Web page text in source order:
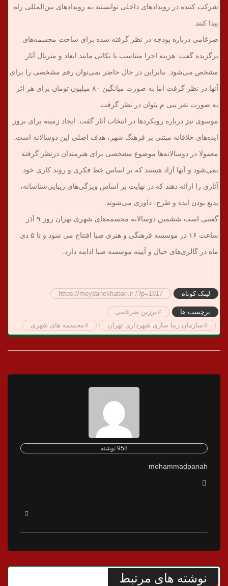
شرکت کننده در رویدادهای داخلی توانستند به رویدادهای بین‌المللی راه
پیدا کنند.
ضرغامی درباره بودجه در نظر گرفته شده برای ساخت مجسمه‌های
برگزیده گفت: هزینه اجرا متناسب با نکاتی مانند ابعاد و متریال آثار
مشخص می‌شود. بنابراین در حال حاضر نمی‌توان رقم مشخصی را برای
آنها در نظر گرفت اما به صورت میانگین ۸۰ میلیون تومان برای هر اثر
به صورت تقر یبی م یتوان در نظر گرفت.
موسوی نیز درباره رویکردها در انتخاب آثار گفت: ایجاد زمینه برای بروز
ایده‌های خلاقانه مبتنی بر فرهنگ شهر، هدف اصلی این دوسالانه است.
معمولا در دوسالانه‌ها موضوع مشخصی برای هنرمندان درنظر گرفته
نمی‌شود و آنها آزاد هستند که بر اساس خط فکری و روند کاری خود
آثاری را ارائه دهند که در نهایت بر اساس ویژگی‌های زیبایی‌شناسانه،
بدیع بودن ایده و طرح، داوری می‌شوند.
گفتنی است ششمین دوسالانه مجسمه‌های شهری تهران روز ۹ آذر
ساعت ۱۶ در موسسه فرهنگی و هنری صبا افتتاح می شود و تا ۵ دی
ماه در گالری‌های خیال و آیینه موسسه صبا ادامه دارد.
لینک کوتاه https://meydanekhabari.ir /?p=1817
برچسب ها
برزین ضرغامی
سازمان زیبا سازی شهرداری تهران
مجسمه های شهری
958 نوشته
mohammadpanah
نوشته های مرتبط